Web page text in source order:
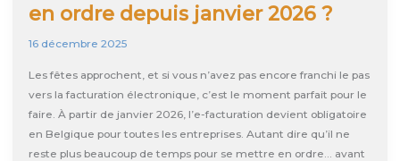
en ordre depuis janvier 2026 ?
16 décembre 2025
Les fêtes approchent, et si vous n’avez pas encore franchi le pas
vers la facturation électronique, c’est le moment parfait pour le
faire. À partir de janvier 2026, l’e-facturation devient obligatoire
en Belgique pour toutes les entreprises. Autant dire qu’il ne
reste plus beaucoup de temps pour se mettre en ordre… avant